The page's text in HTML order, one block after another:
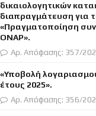
δικαιολογητικών
διαπραγμάτευση για
«Πραγματοποίηση
ΟΝΑΡ».
Αρ. Απόφασης: 357/
«Υποβολή
έτους 2025».
Αρ. Απόφασης: 356/